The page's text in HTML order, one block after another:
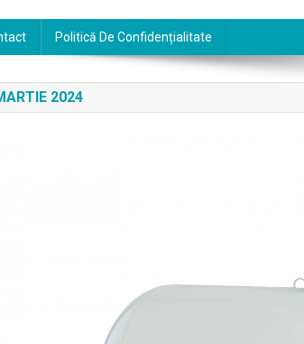
Politică De Confidențialitate
2024